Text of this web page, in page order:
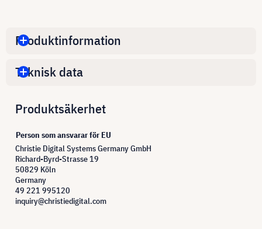
Produktinformation
Teknisk data
Produktsäkerhet
Person som ansvarar för EU
Christie Digital Systems Germany GmbH
Richard-Byrd-Strasse 19
50829 Köln
Germany
49 221 995120
inquiry@christiedigital.com